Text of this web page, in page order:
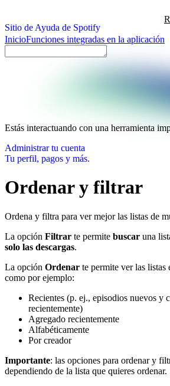
Sitio de Ayuda de Spotify
InicioFunciones integradas en la aplicación
Estás interactuando con una herramienta
Administrar tu cuenta
Tu perfil, pagos y más.
Ordenar y filtrar
Ordena y filtra para ver mejor las listas de
La opción Filtrar te permite buscar una
solo las descargas.
La opción Ordenar te permite ver las listas
como por ejemplo:
Recientes (p. ej., episodios nuevos y
recientemente)
Agregado recientemente
Alfabéticamente
Por creador
Importante: las opciones para ordenar y
dependiendo de la lista que quieres ordenar.